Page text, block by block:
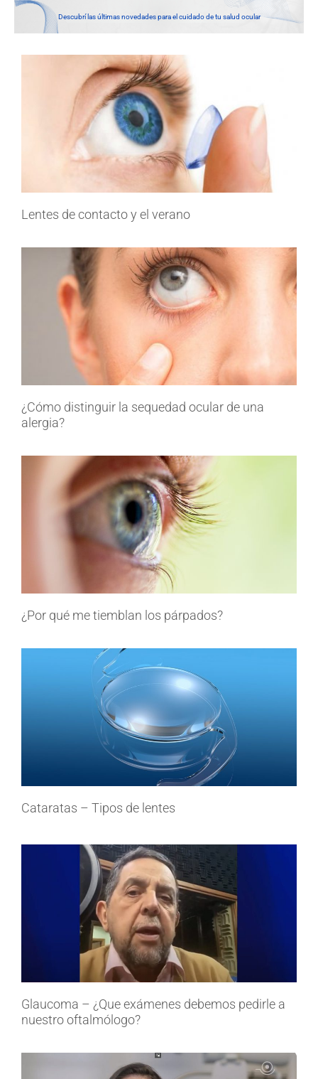
Descubrí las últimas novedades para el cuidado de tu salud ocular
Lentes de contacto y el verano
¿Cómo distinguir la sequedad ocular de una
alergia?
¿Por qué me tiemblan los párpados?
Cataratas – Tipos de lentes
Glaucoma – ¿Que exámenes debemos pedirle a
nuestro oftalmólogo?